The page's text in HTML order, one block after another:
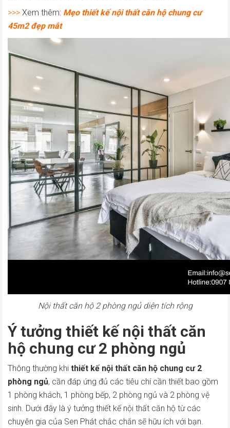
>>> Xem thêm: Mẹo thiết kế nội thất căn hộ chung cư
45m2 đẹp mắt
Nội thất căn hộ 2 phòng ngủ diện tích rộng
Ý tưởng thiết kế nội thất căn
hộ chung cư 2 phòng ngủ
Thông thường khi thiết kế nội thất căn hộ chung cư 2
phòng ngủ, cần đáp ứng đủ các tiêu chí cần thiết bao gồm
1 phòng khách, 1 phòng bếp, 2 phòng ngủ và 2 phòng vệ
sinh. Dưới đây là ý tưởng thiết kế nội thất căn hộ từ các
chuyên gia của Sen Phát chắc chắn sẽ hữu ích với bạn.